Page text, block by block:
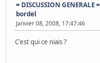
= DISCUSSION GENERALE =
bordel
Janvier 08, 2008, 17:47:46
C'est qui ce niais ?